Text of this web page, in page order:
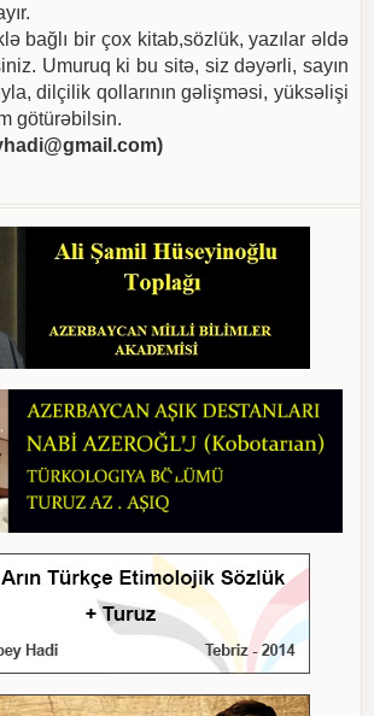
bağlı bir çox kitab,sözlük, yazılar əldə
Umuruq ki bu sitə, siz dəyərli, sayın
dilçilik qollarının gəlişməsi, yüksəlişi
götürəbilsin.
)